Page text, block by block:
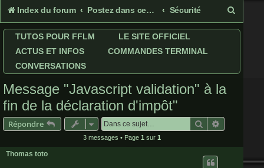
Index du forum Postez dans ces rubriques Sécurité
e
TUTOS POUR FFLM
LE SITE OFFICIEL
ACTUS ET INFOS
COMMANDES TERMINAL
CONVERSATIONS
Message "Javascript validation" à la
fin de la déclaration d'impôt"
Répondre Rechercher
3 messages • Page 1 sur 1
Thomas toto